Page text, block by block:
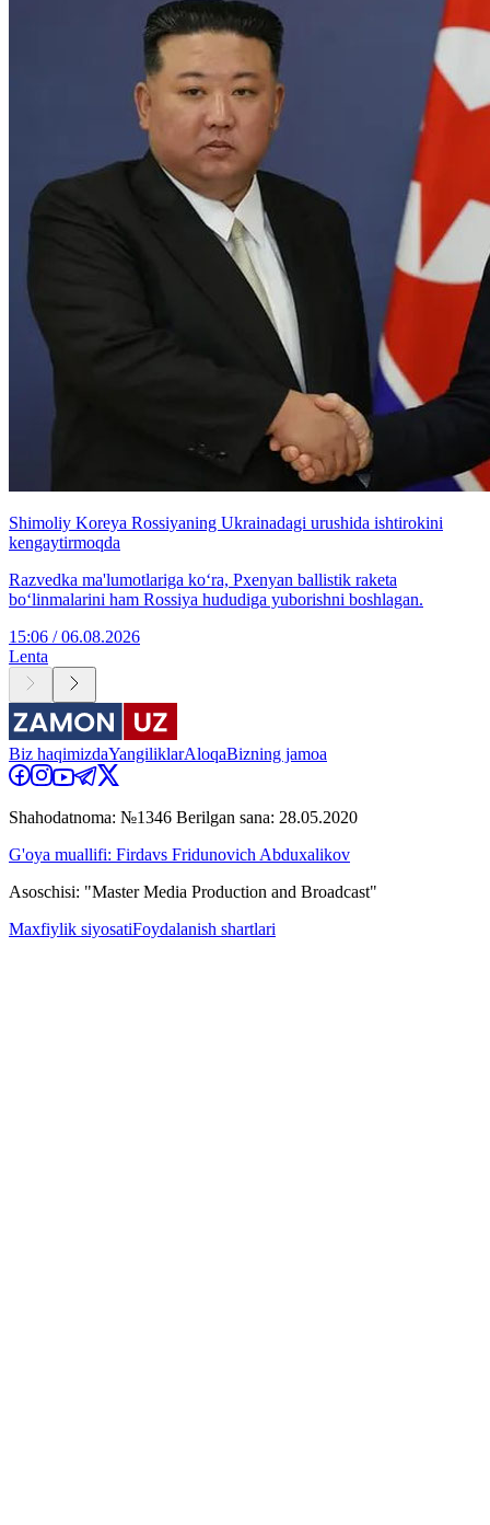
Shimoliy Koreya Rossiyaning Ukrainadagi urushida ishtirokini
kengaytirmoqda
Razvedka ma'lumotlariga ko‘ra, Pxenyan ballistik raketa
bo‘linmalarini ham Rossiya hududiga yuborishni boshlagan.
15:06 / 06.08.2026
Lenta
Biz haqimizdaYangiliklarAloqaBizning jamoa
Shahodatnoma: №1346 Berilgan sana: 28.05.2020
G'oya muallifi: Firdavs Fridunovich Abduxalikov
Asoschisi: "Master Media Production and Broadcast"
Maxfiylik siyosatiFoydalanish shartlari